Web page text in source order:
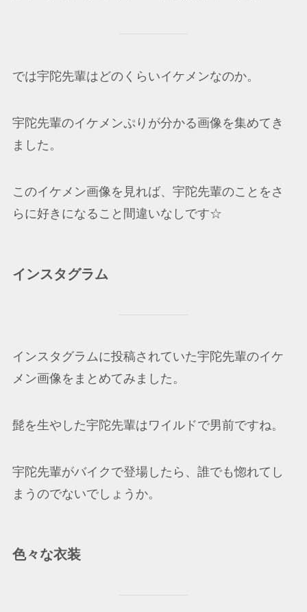
では宇陀先輩はどのくらいイケメンなのか。
宇陀先輩のイケメンぷりが分かる画像を集めてき
ました。
このイケメン画像を見れば、宇陀先輩のことをさ
らに好きになること間違いなしです☆
インスタグラム
インスタグラムに投稿されていた宇陀先輩のイケ
メン画像をまとめてみました。
髭を生やした宇陀先輩はワイルドで男前ですね。
宇陀先輩がバイクで登場したら、誰でも惚れてし
まうのでないでしょうか。
色々な衣装